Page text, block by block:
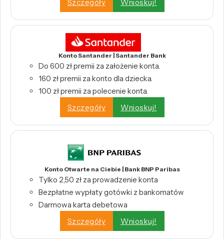
Szczegóły
Wnioskuj!
Konto Santander | Santander Bank
Do 600 zł premii za założenie konta.
160 zł premii za konto dla dziecka.
100 zł premii za polecenie konta.
Szczegóły
Wnioskuj!
Konto Otwarte na Ciebie | Bank BNP Paribas
Tylko 2,50 zł za prowadzenie konta
Bezpłatne wypłaty gotówki z bankomatów
Darmowa karta debetowa
Szczegóły
Wnioskuj!